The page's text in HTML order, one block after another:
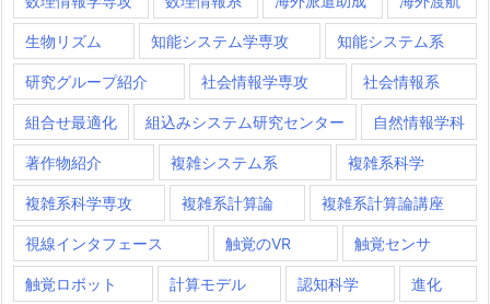
生物リズム 知能システム学専攻 知能システム系
研究グループ紹介 社会情報学専攻 社会情報系
組合せ最適化 組込みシステム研究センター 自然情報学科
著作物紹介 複雑システム系 複雑系科学
複雑系科学専攻 複雑系計算論 複雑系計算論講座
視線インタフェース 触覚のVR 触覚センサ
触覚ロボット 計算モデル 認知科学 進化